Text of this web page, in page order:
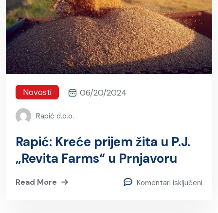
Novosti 06/20/2024
Rapić d.o.o.
Rapić: Kreće prijem žita u P.J.
„Revita Farms“ u Prnjavoru
Read More Komentari isključeni